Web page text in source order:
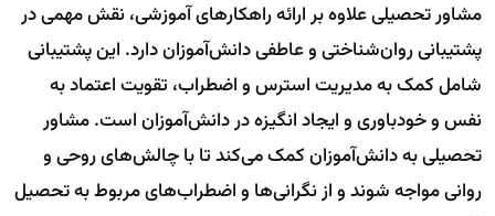
مشاور تحصیلی علاوه بر ارائه راهکارهای آموزشی، نقش مهمی در
پشتیبانی روان‌شناختی و عاطفی دانش‌آموزان دارد. این پشتیبانی
شامل کمک به مدیریت استرس و اضطراب، تقویت اعتماد به
نفس و خودباوری و ایجاد انگیزه در دانش‌آموزان است. مشاور
تحصیلی به دانش‌آموزان کمک می‌کند تا با چالش‌های روحی و
روانی مواجه شوند و از نگرانی‌ها و اضطراب‌های مربوط به تحصیل